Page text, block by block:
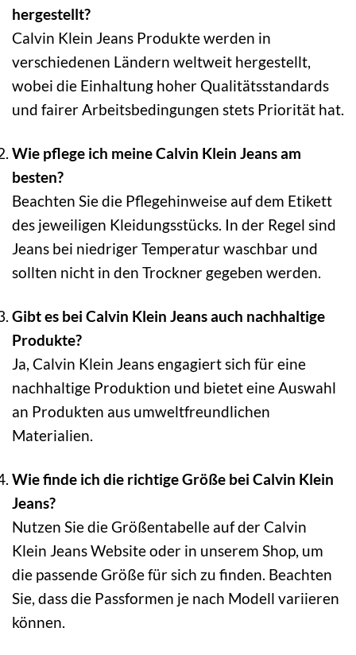
hergestellt?
Calvin Klein Jeans Produkte werden in
verschiedenen Ländern weltweit hergestellt,
wobei die Einhaltung hoher Qualitätsstandards
und fairer Arbeitsbedingungen stets Priorität hat.
Wie pflege ich meine Calvin Klein Jeans am
besten?
Beachten Sie die Pflegehinweise auf dem Etikett
des jeweiligen Kleidungsstücks. In der Regel sind
Jeans bei niedriger Temperatur waschbar und
sollten nicht in den Trockner gegeben werden.
Gibt es bei Calvin Klein Jeans auch nachhaltige
Produkte?
Ja, Calvin Klein Jeans engagiert sich für eine
nachhaltige Produktion und bietet eine Auswahl
an Produkten aus umweltfreundlichen
Materialien.
Wie finde ich die richtige Größe bei Calvin Klein
Jeans?
Nutzen Sie die Größentabelle auf der Calvin
Klein Jeans Website oder in unserem Shop, um
die passende Größe für sich zu finden. Beachten
Sie, dass die Passformen je nach Modell variieren
können.